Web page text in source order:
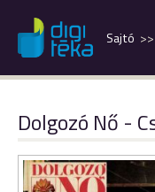
Sajtó
Dolgozó Nő -